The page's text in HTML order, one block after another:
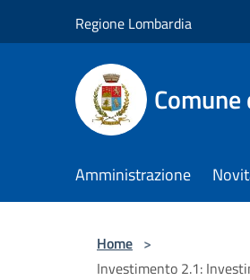
Regione Lombardia
Comune
Amministrazione
Home >
Investimento 2.1: